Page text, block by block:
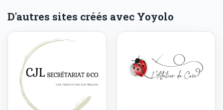
D'autres sites créés avec Yoyolo